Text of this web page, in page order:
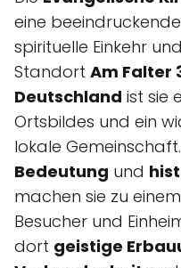
eine
spirituelle Einkehr
Standort Am Falter
Deutschland ist sie
Ortsbildes und ein
lokale
Bedeutung und
machen sie zu
Besucher und
dort geistige